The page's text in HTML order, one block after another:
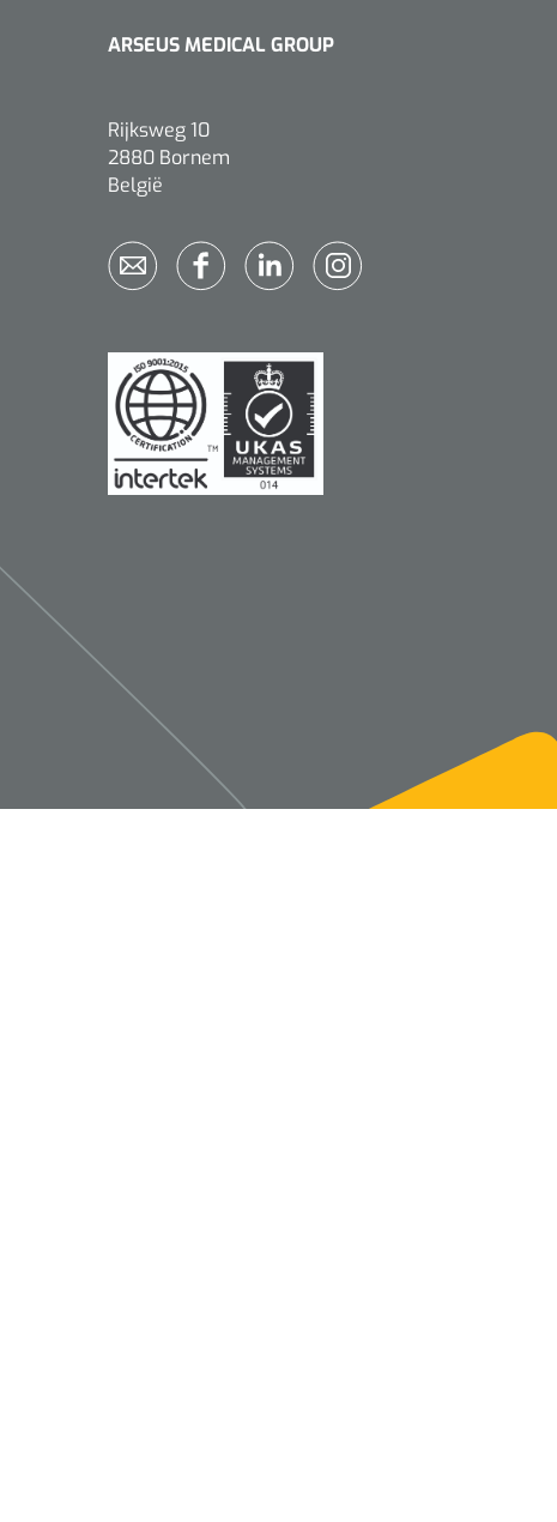
ARSEUS MEDICAL GROUP
Rijksweg 10
2880 Bornem
België